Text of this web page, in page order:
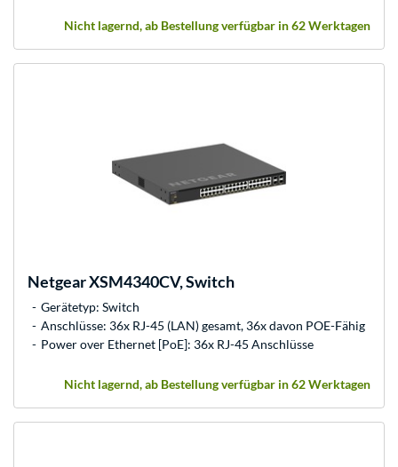
Nicht lagernd, ab Bestellung verfügbar in 62 Werktagen
NetgearXSM4340CV, Switch
Gerätetyp: Switch
Anschlüsse: 36x RJ-45 (LAN) gesamt, 36x davon POE-Fähig
Power over Ethernet [PoE]: 36x RJ-45 Anschlüsse
Nicht lagernd, ab Bestellung verfügbar in 62 Werktagen